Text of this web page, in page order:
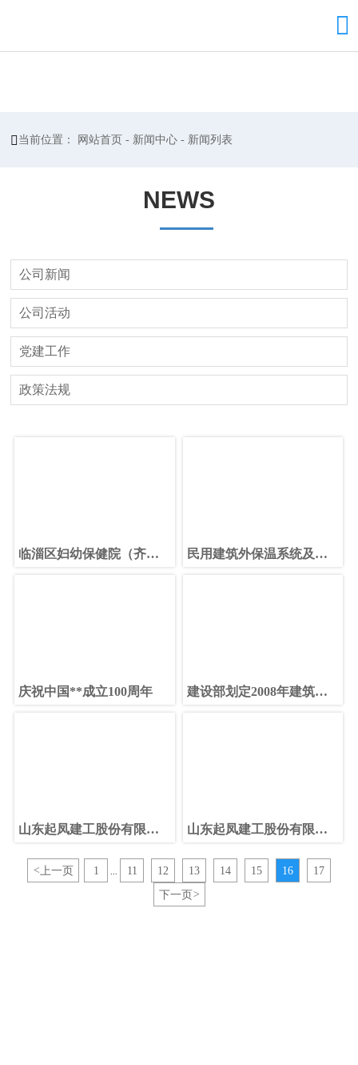

 当前位置： 网站首页 - 新闻中心 - 新闻列表
NEWS
公司新闻
公司活动
党建工作
政策法规
临淄区妇幼保健院（齐都
民用建筑外保温系统及外
庆祝中国**成立100周年
建设部划定2008年建筑市
山东起凤建工股份有限公
宣传活动
山东起凤建工股份有限公
<上一页 1 ... 11 12 13 14 15 16
17
下一页 >